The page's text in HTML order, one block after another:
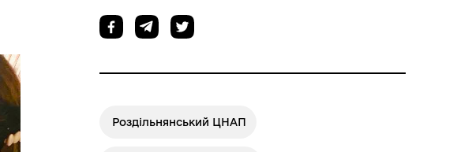
Роздільнянський ЦНАП